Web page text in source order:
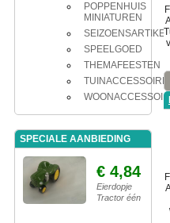
POPPENHUIS
MINIATUREN
SPEELGOED
THEMAFEESTEN
SPECIALE AANBIEDING
€ 4,84
Eierdopje
Tractor één